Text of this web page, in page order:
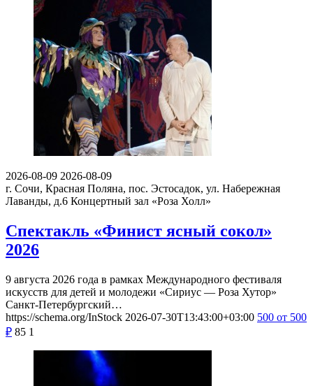
2026-08-09 2026-08-09
г. Сочи, Красная Поляна, пос. Эстосадок, ул. Набережная
Лаванды, д.6 Концертный зал «Роза Холл»
Спектакль «Финист ясный сокол»
2026
9 августа 2026 года в рамках Международного фестиваля
искусств для детей и молодежи «Сириус — Роза Хутор»
Санкт-Петербургский…
https://schema.org/InStock 2026-07-30T13:43:00+03:00 500 от 500
₽ 85 1